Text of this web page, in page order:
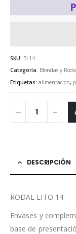
SKU: BL14
Categoría: Blondas y
Etiquetas: alimentacion,
DESCRIPCIÓN
RODAL LITO 14
Envases y
base de